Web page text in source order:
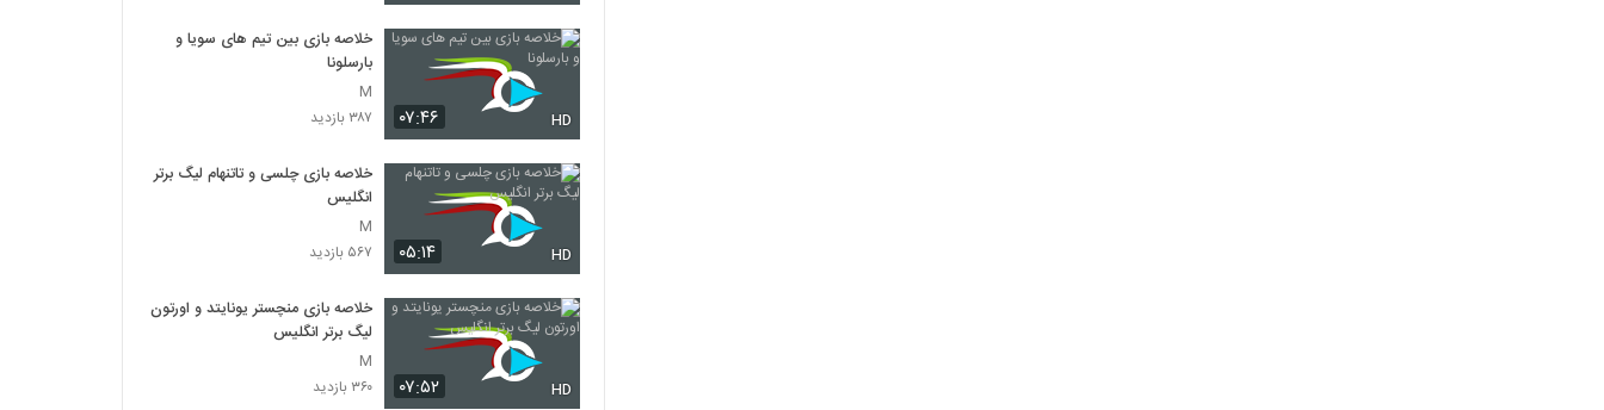
۰۷:۴۶ HD
خلاصه بازی بین تیم های سویا و
بارسلونا
M
۳۸۷ بازدید
۰۵:۱۴ HD
خلاصه بازی چلسی و تاتنهام لیگ برتر
انگلیس
M
۵۶۷ بازدید
۰۷:۵۲ HD
خلاصه بازی منچستر یونایتد و اورتون
لیگ برتر انگلیس
M
۳۶۰ بازدید